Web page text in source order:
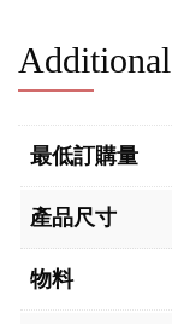
最低訂購量
產品尺寸
物料